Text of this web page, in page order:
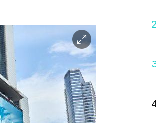
이
미
지
확
대
2